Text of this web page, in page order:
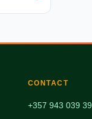
CONTACT
+357 943 039 39